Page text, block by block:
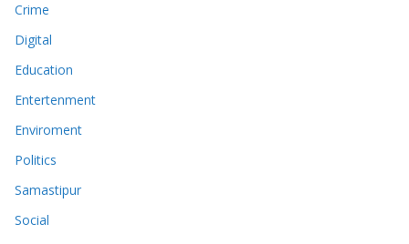
Crime
Digital
Education
Entertenment
Enviroment
Politics
Samastipur
Social